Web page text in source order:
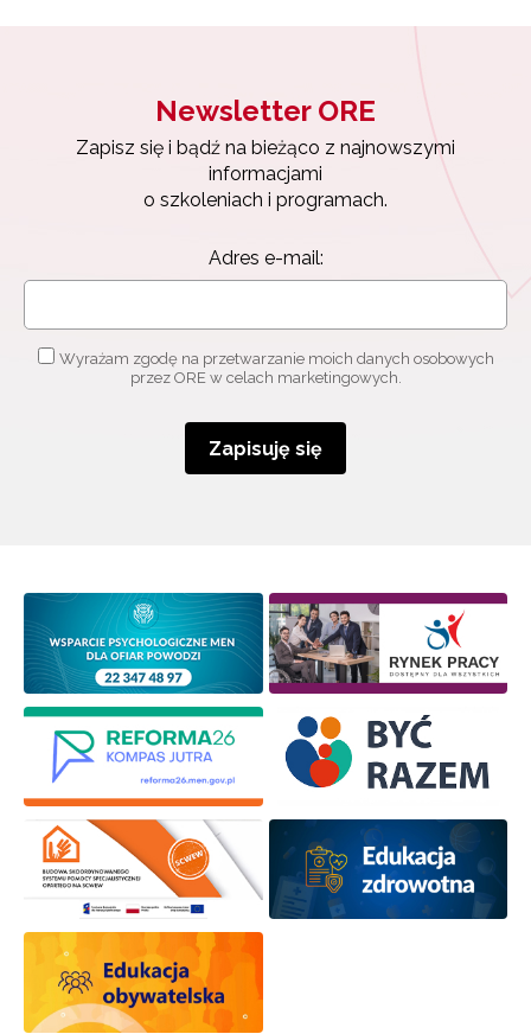
Newsletter ORE
Zapisz się i bądź na bieżąco z najnowszymi
informacjami
o szkoleniach i programach.
Adres e-mail:
Wyrażam zgodę na przetwarzanie moich danych osobowych
przez ORE w celach marketingowych.
Zapisuję się
Zapisz się i bądź na bieżąco z najnowszymi
informacjami
o szkoleniach i programach.
Zapisuję się